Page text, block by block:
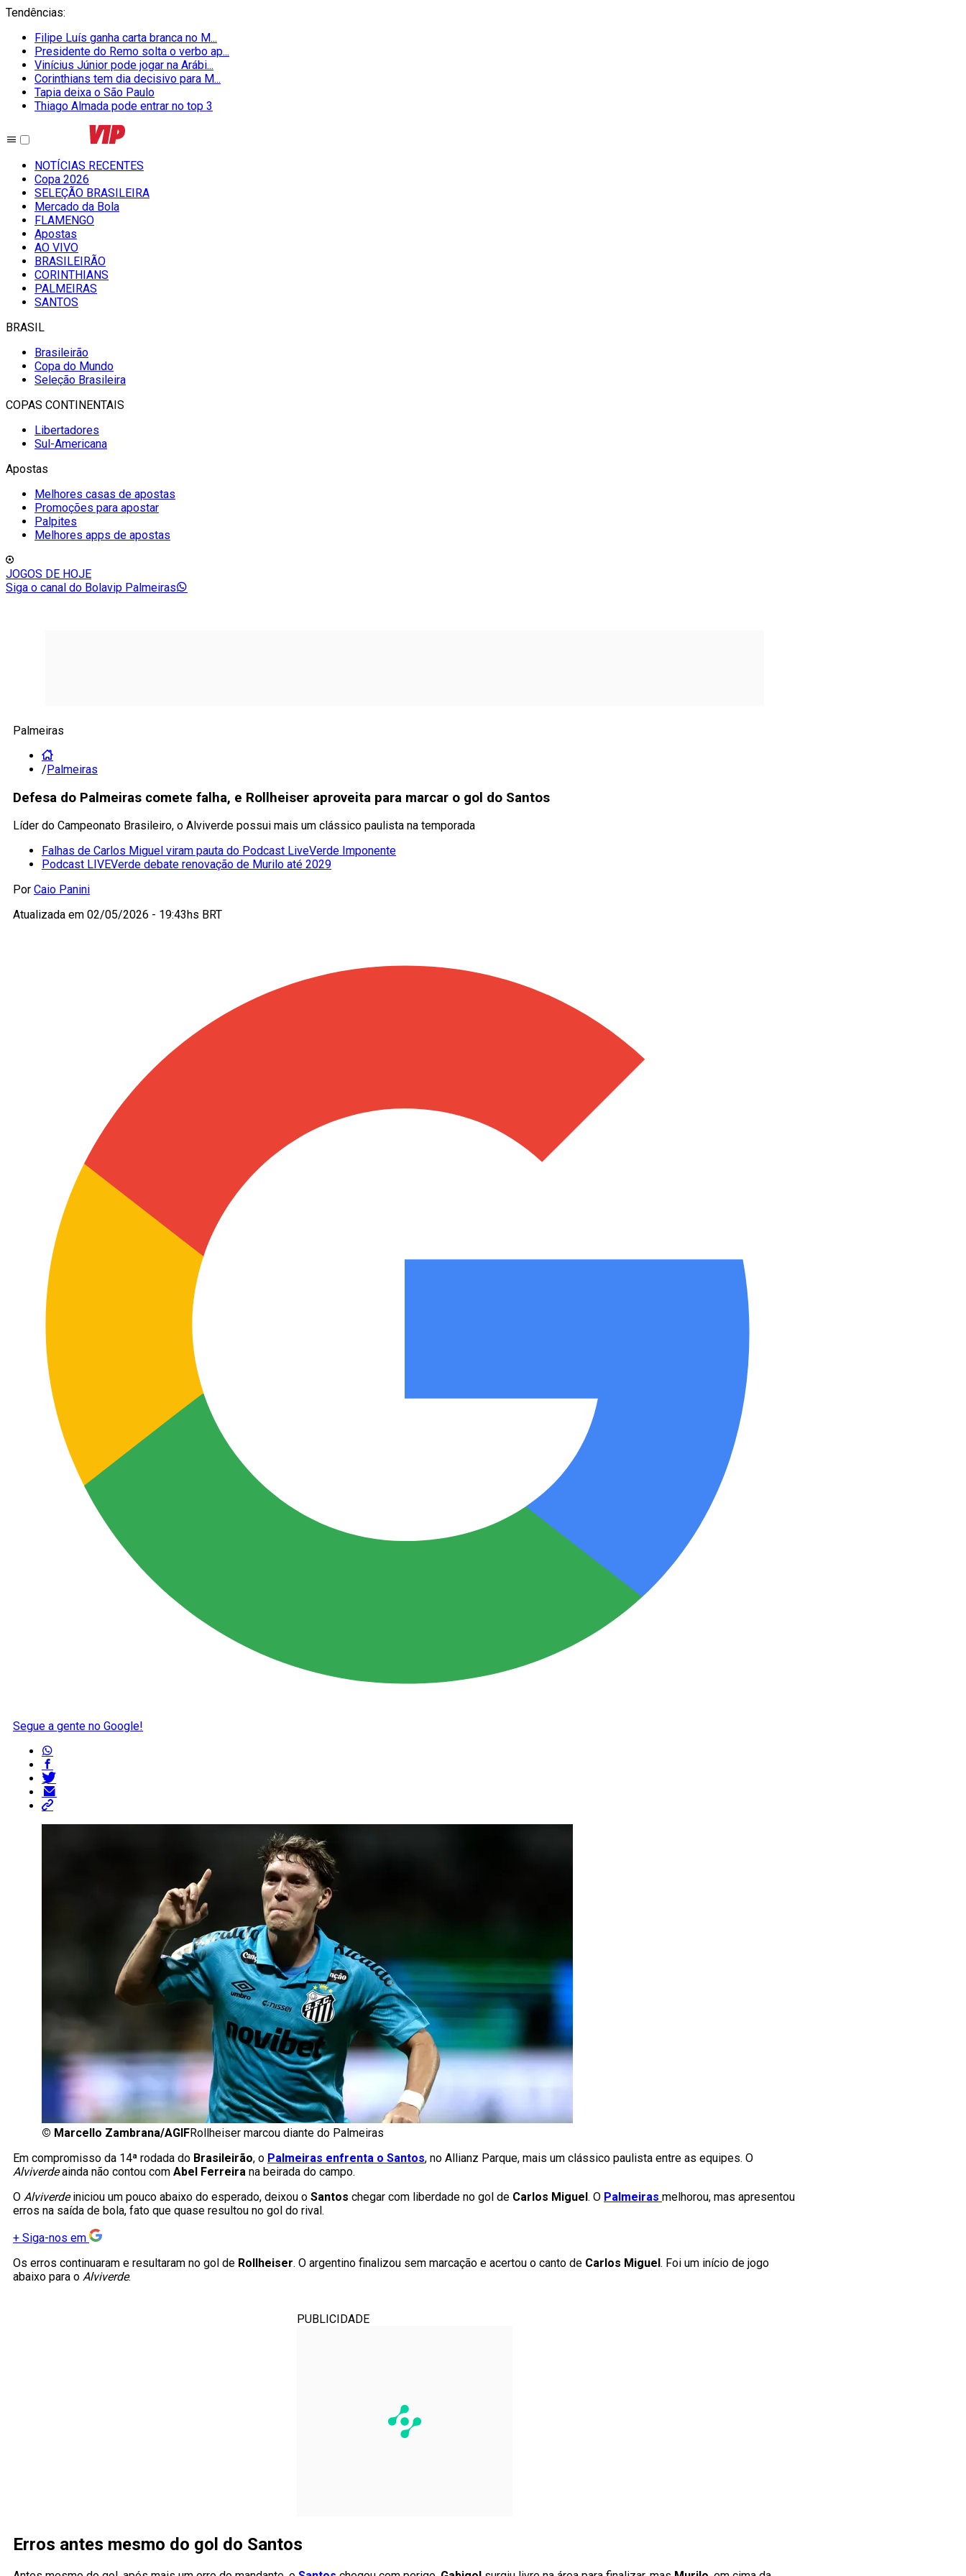
Tendências:
Filipe Luís ganha carta branca no M...
Presidente do Remo solta o verbo ap...
Vinícius Júnior pode jogar na Arábi...
Corinthians tem dia decisivo para M...
Tapia deixa o São Paulo
Thiago Almada pode entrar no top 3
NOTÍCIAS RECENTES
Copa 2026
SELEÇÃO BRASILEIRA
Mercado da Bola
FLAMENGO
Apostas
AO VIVO
BRASILEIRÃO
CORINTHIANS
PALMEIRAS
SANTOS
BRASIL
Brasileirão
Copa do Mundo
Seleção Brasileira
COPAS CONTINENTAIS
Libertadores
Sul-Americana
Apostas
Melhores casas de apostas
Promoções para apostar
Palpites
Melhores apps de apostas
JOGOS DE HOJE
Siga o canal do Bolavip Palmeiras
Palmeiras
/Palmeiras
Defesa do Palmeiras comete falha, e Rollheiser aproveita para marcar o gol do Santos
Líder do Campeonato Brasileiro, o Alviverde possui mais um clássico paulista na temporada
Falhas de Carlos Miguel viram pauta do Podcast LiveVerde Imponente
Podcast LIVEVerde debate renovação de Murilo até 2029
Por Caio Panini
Atualizada em 02/05/2026 - 19:43hs BRT
Segue a gente no Google!
© Marcello Zambrana/AGIFRollheiser marcou diante do Palmeiras
Em compromisso da 14ª rodada do Brasileirão, o Palmeiras enfrenta o Santos, no Allianz Parque, mais um clássico paulista entre as equipes. O
Alviverdeainda não contou com Abel Ferreira na beirada do campo.
O Alviverdeiniciou um pouco abaixo do esperado, deixou o Santos chegar com liberdade no gol de Carlos Miguel . O Palmeiras melhorou, mas apresentou
erros na saída de bola, fato que quase resultou no gol do rival.
+ Siga-nos em
Os erros continuaram e resultaram no gol de Rollheiser. O argentino finalizou sem marcação e acertou o canto de Carlos Miguel . Foi um início de jogo
abaixo para o Alviverde.
PUBLICIDADE
Erros antes mesmo do gol do Santos